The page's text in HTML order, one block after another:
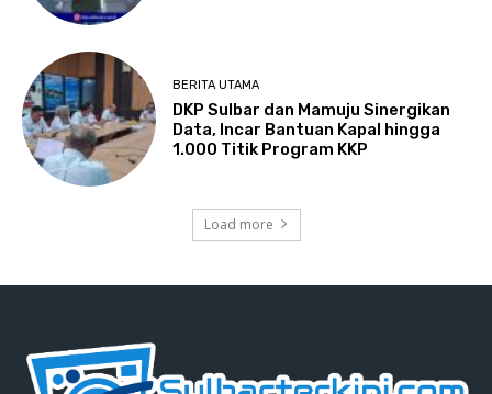
BERITA UTAMA
DKP Sulbar dan Mamuju Sinergikan
Data, Incar Bantuan Kapal hingga
1.000 Titik Program KKP
Load more